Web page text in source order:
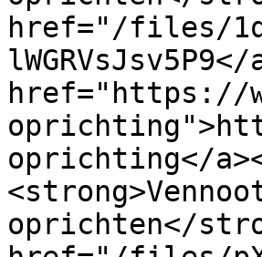
href="/files/
href="https://
oprichting</
oprichten</